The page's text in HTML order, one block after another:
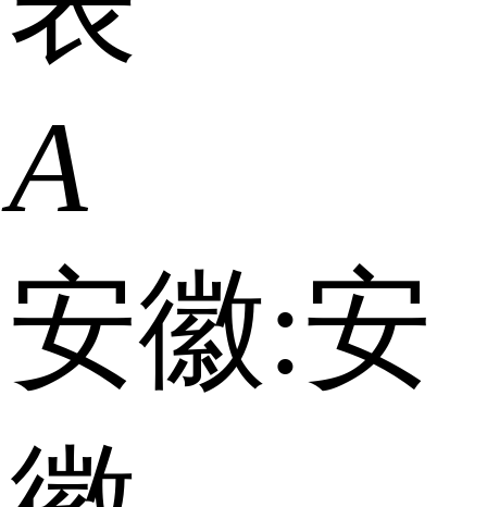
A
安徽:安